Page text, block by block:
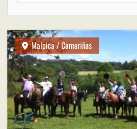
Malpica / Camariñas